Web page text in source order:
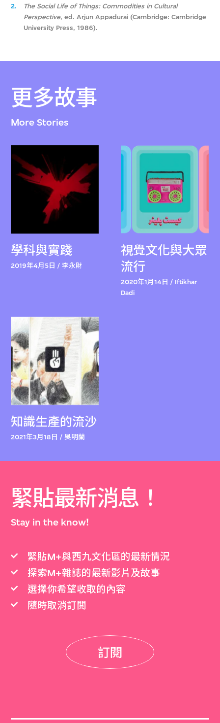
2.
The Social Life of Things: Commodities in Cultural
Perspective, ed. Arjun Appadurai (Cambridge: Cambridge
University Press, 1986).
更多故事
More Stories
學科與實踐
2019年4月5日 / 李永財
視覺文化與大眾
流行
2020年1月14日 / Iftikhar
Dadi
知識生產的流沙
2021年3月18日 / 吳明蘭
緊貼最新消息！
Stay in the know!
緊貼M+與西九文化區的最新情況
探索M+雜誌的最新影片及故事
選擇你希望收取的內容
隨時取消訂閲
訂閱